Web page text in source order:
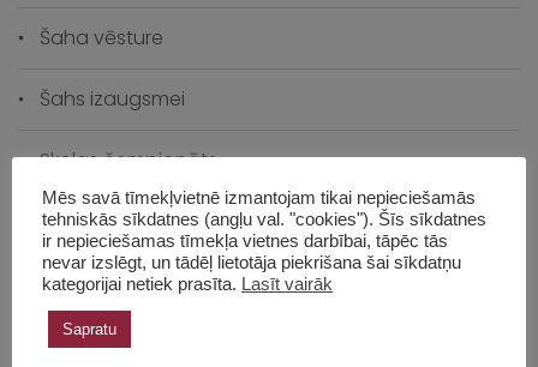
Šaha vēsture
Šahs izaugsmei
Skolas čempionāts
Skolas vēsture
Treneru seminārs
Mēs savā tīmekļvietnē izmantojam tikai nepieciešamās
tehniskās sīkdatnes (angļu val. "cookies"). Šīs sīkdatnes
ir nepieciešamas tīmekļa vietnes darbībai, tāpēc tās
nevar izslēgt, un tādēļ lietotāja piekrišana šai sīkdatņu
kategorijai netiek prasīta. Lasīt vairāk
Sapratu